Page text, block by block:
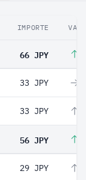
IMPORTE
66 JPY
33 JPY
33 JPY
56 JPY
29 JPY